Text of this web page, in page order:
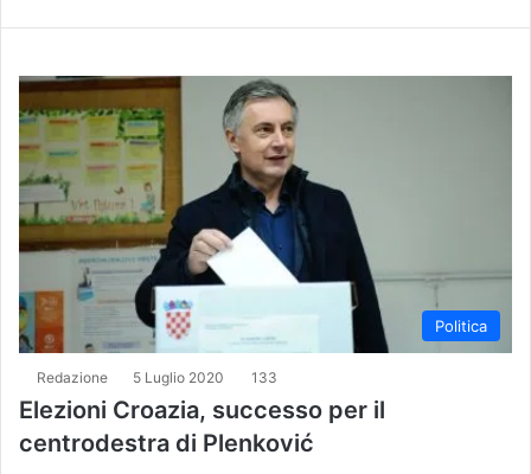
Politica
Redazione 5 Luglio 2020 133
Elezioni Croazia, successo per il
centrodestra di Plenković